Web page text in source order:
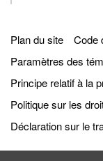
Plan du site
Code
Paramètres des
Principe relatif à la
Politique sur les
Déclaration sur le